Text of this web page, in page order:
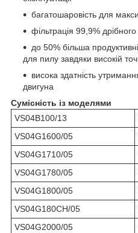
багатошаровість для
фільтрація 99,9%
до 50% більша
для пилу завдяки високій
висока здатність
двигуна
Сумісність із моделями
VS04B100/13
VS04G1600/05
VS04G1710/05
VS04G1780/05
VS04G1800/05
VS04G180CH/05
VS04G2000/05